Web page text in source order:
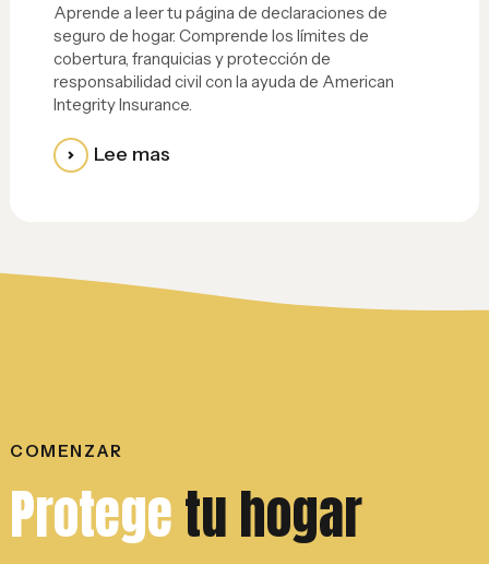
Aprende a leer tu página de declaraciones de
seguro de hogar. Comprende los límites de
cobertura, franquicias y protección de
responsabilidad civil con la ayuda de American
Integrity Insurance.
Lee mas
COMENZAR
Protegetu hogar